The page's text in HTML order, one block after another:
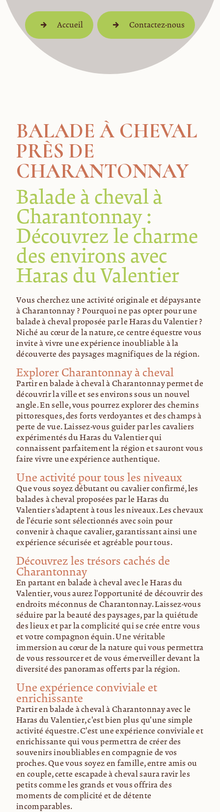
Accueil Contactez-nous
BALADE À CHEVAL
PRÈS DE
CHARANTONNAY
Balade à cheval à
Charantonnay :
Découvrez le charme
des environs avec
Haras du Valentier
Vous cherchez une activité originale et dépaysante
à Charantonnay ? Pourquoi ne pas opter pour une
balade à cheval proposée par le Haras du Valentier ?
Niché au cœur de la nature, ce centre équestre vous
invite à vivre une expérience inoubliable à la
découverte des paysages magnifiques de la région.
Explorer Charantonnay à cheval
Partir en balade à cheval à Charantonnay permet de
découvrir la ville et ses environs sous un nouvel
angle. En selle, vous pourrez explorer des chemins
pittoresques, des forêts verdoyantes et des champs à
perte de vue. Laissez-vous guider par les cavaliers
expérimentés du Haras du Valentier qui
connaissent parfaitement la région et sauront vous
faire vivre une expérience authentique.
Une activité pour tous les niveaux
Que vous soyez débutant ou cavalier confirmé, les
balades à cheval proposées par le Haras du
Valentier s'adaptent à tous les niveaux. Les chevaux
de l'écurie sont sélectionnés avec soin pour
convenir à chaque cavalier, garantissant ainsi une
expérience sécurisée et agréable pour tous.
Découvrez les trésors cachés de
Charantonnay
En partant en balade à cheval avec le Haras du
Valentier, vous aurez l'opportunité de découvrir des
endroits méconnus de Charantonnay. Laissez-vous
séduire par la beauté des paysages, par la quiétude
des lieux et par la complicité qui se crée entre vous
et votre compagnon équin. Une véritable
immersion au cœur de la nature qui vous permettra
de vous ressourcer et de vous émerveiller devant la
diversité des panoramas offerts par la région.
Une expérience conviviale et
enrichissante
Partir en balade à cheval à Charantonnay avec le
Haras du Valentier, c'est bien plus qu'une simple
activité équestre. C'est une expérience conviviale et
enrichissante qui vous permettra de créer des
souvenirs inoubliables en compagnie de vos
proches. Que vous soyez en famille, entre amis ou
en couple, cette escapade à cheval saura ravir les
petits comme les grands et vous offrira des
moments de complicité et de détente
incomparables.